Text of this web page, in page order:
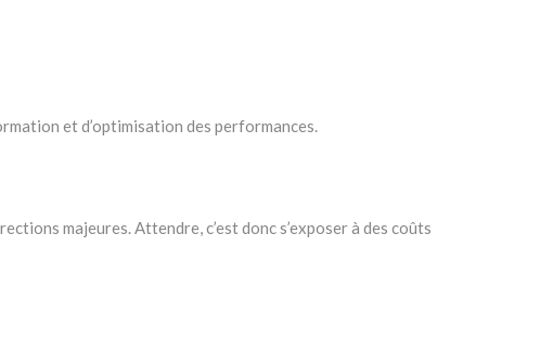
et d’optimisation des performances.
majeures. Attendre, c’est donc s’exposer à des coûts